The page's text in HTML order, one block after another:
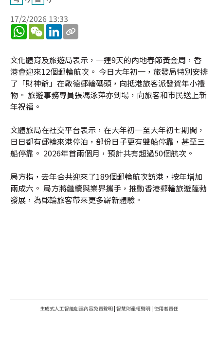
17/2/2026 13:33
WhatsApp
WeChatLinkedIn
文化體育及旅遊局表示，一連9天的內地春節黃金周，香
港會迎來12個郵輪航次。 今日大年初一，旅發局特別安排
了「財神爺」在啟德郵輪碼頭，向抵港旅客派發賀年小禮
物。 旅遊事務專員張馮泳萍亦到場，向旅客和市民送上新
年祝福。
文體旅局在社交平台表示，在大年初一至大年初七期間，
日日都有郵輪來港停泊，部份日子更有雙船停靠，甚至三
船停靠。 2026年首兩個月，預計共有超過50個航次。
局方指，去年合共迎來了189個郵輪航次訪港，按年增加
兩成六。 局方將繼續與業界攜手，推動香港郵輪旅遊蓬勃
發展，為郵輪旅客帶來更多嶄新體驗。
生成式人工智能創建內容免責聲明 | 智慧財產權聲明 | 使用者責任